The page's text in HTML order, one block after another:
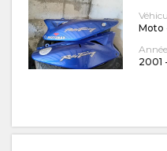
Moto
2001 -